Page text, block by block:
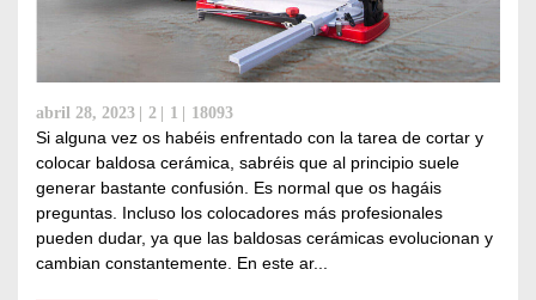
abril 28, 2023 2 1 18093
Si alguna vez os habéis enfrentado con la tarea de cortar y
colocar baldosa cerámica, sabréis que al principio suele
generar bastante confusión. Es normal que os hagáis
preguntas. Incluso los colocadores más profesionales
pueden dudar, ya que las baldosas cerámicas evolucionan y
cambian constantemente. En este ar...